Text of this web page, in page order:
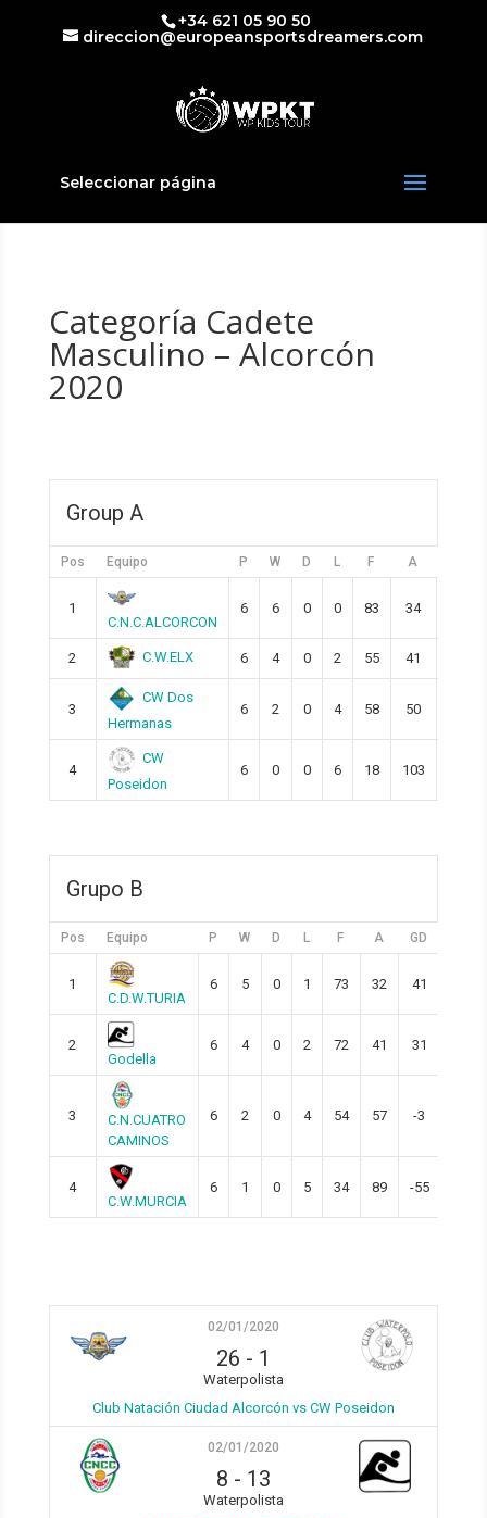
+34 621 05 90 50
direccion@europeansportsdreamers.com
Seleccionar página
Categoría Cadete
Masculino – Alcorcón
2020
Group A
Pos Equipo P W D L F A
1
C.N.C.ALCORCON
6 6 0 0 83 34
2 C.W.ELX 6 4 0 2 55 41
3
CW Dos
Hermanas
6 2 0 4 58 50
4
CW
Poseidon
6 0 0 6 18 103
Grupo B
Pos Equipo P W D L F A GD
1
C.D.W.TURIA
6 5 0 1 73 32 41
2
Godella
6 4 0 2 72 41 31
3
C.N.CUATRO
CAMINOS
6 2 0 4 54 57 -3
4
C.W.MURCIA
6 1 0 5 34 89 -55
02/01/2020
26 - 1
Waterpolista
Club Natación Ciudad Alcorcón vs CW Poseidon
02/01/2020
8 - 13
Waterpolista